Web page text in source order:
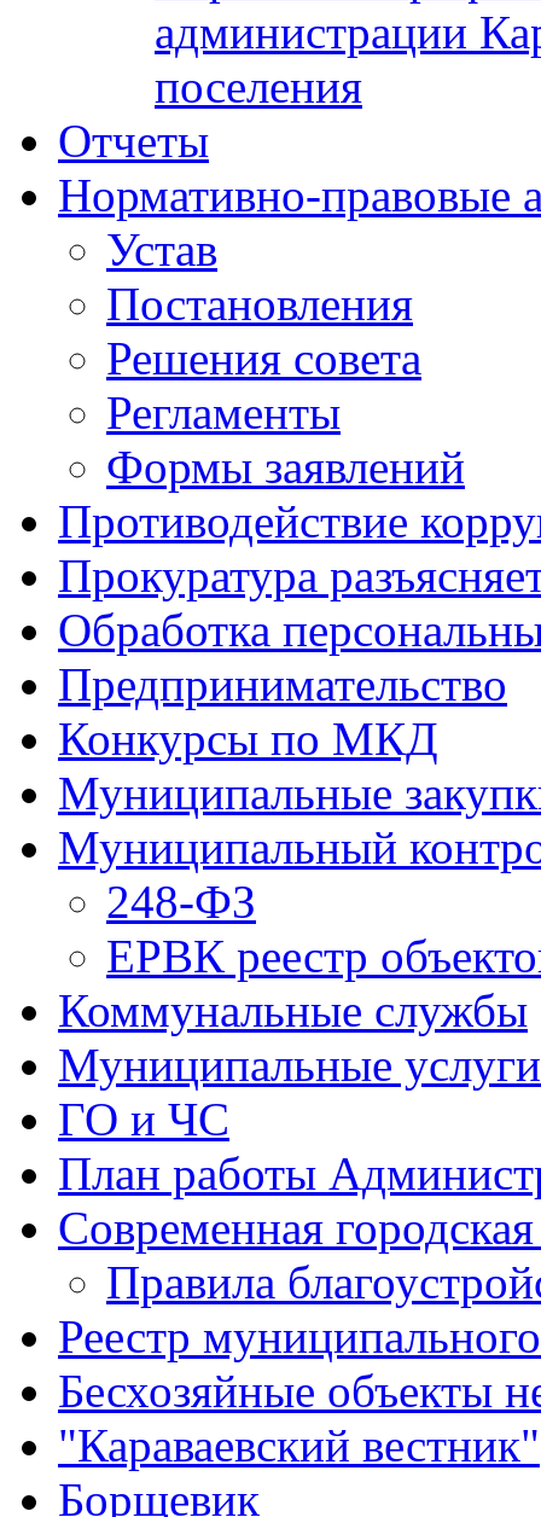
администрации
поселения
Отчеты
Нормативно-правовые
Устав
Постановления
Решения совета
Регламенты
Формы заявлений
Противодействие
Прокуратура
Обработка
Предпринимательство
Конкурсы по МКД
Муниципальные
Муниципальный
248-ФЗ
ЕРВК реестр
Коммунальные службы
Муниципальные услуги
ГО и ЧС
План работы
Современная городская
Правила
Реестр
Бесхозяйные объекты
"Караваевский вестник"
Борщевик